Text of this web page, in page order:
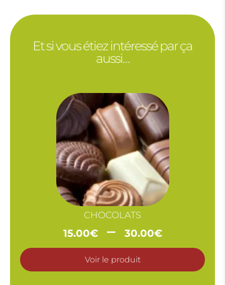
GINSENG
Et si vous étiez intéressé par ça
aussi…
CHOCOLATS
15.00€ – 30.00€Plage
de
prix :
15.00€
Voir le produit